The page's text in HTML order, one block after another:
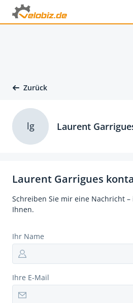
Zurück
Laurent Garrigues
Schreiben Sie mir eine Nachricht
Ihnen.
Ihr Name
Ihre E-Mail
lg Laurent